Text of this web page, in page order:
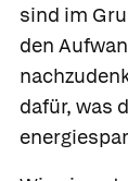
sind im
den
dafür, was